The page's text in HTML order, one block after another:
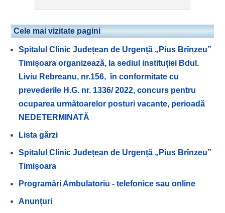
Cele mai vizitate pagini
Spitalul Clinic Județean de Urgență „Pius Brînzeu”
Timișoara organizează, la sediul instituției Bdul.
Liviu Rebreanu, nr.156, în conformitate cu
prevederile H.G. nr. 1336/ 2022, concurs pentru
ocuparea următoarelor posturi vacante, perioadă
NEDETERMINATĂ
Lista gărzi
Spitalul Clinic Județean de Urgență „Pius Brînzeu”
Timișoara
Programări Ambulatoriu - telefonice sau online
Anunțuri